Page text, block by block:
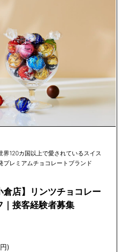
界120カ国以上で愛されているスイス
プレミアムチョコレートブランド
倉店】リンツチョコレー
｜接客経験者募集
)